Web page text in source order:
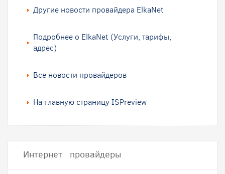
Другие новости провайдера ElkaNet
Подробнее о ElkaNet (Услуги, тарифы,
адрес)
Все новости провайдеров
На главную страницу ISPreview
Интернет провайдеры